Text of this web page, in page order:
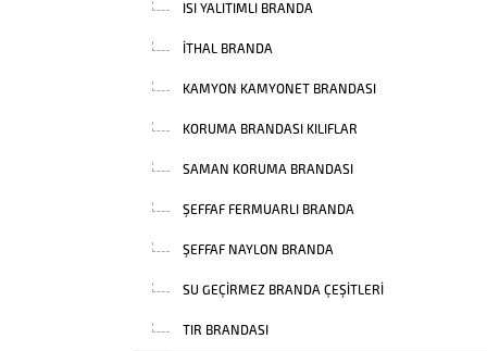
ISI YALITIMLI BRANDA
İTHAL BRANDA
KAMYON KAMYONET BRANDASI
KORUMA BRANDASI KILIFLAR
SAMAN KORUMA BRANDASI
ŞEFFAF FERMUARLI BRANDA
ŞEFFAF NAYLON BRANDA
SU GEÇIRMEZ BRANDA ÇEŞITLERI
TIR BRANDASI